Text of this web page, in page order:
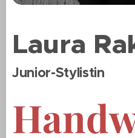
Laura
Junior-Stylistin